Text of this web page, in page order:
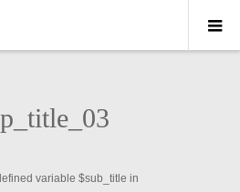
variable $sub_title in